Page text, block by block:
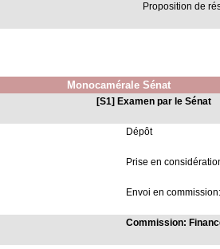
Proposition de
Monocamérale Sénat
[S1] Examen par le Sénat
Dépôt
Prise en
Envoi en
Commission: